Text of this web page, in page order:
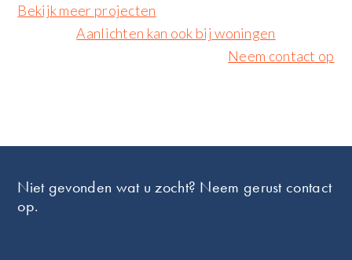
Bekijk meer projecten
Aanlichten kan ook bij woningen
Neem contact op
Niet gevonden wat u zocht? Neem gerust contact
op.